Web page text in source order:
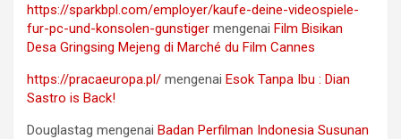
https://sparkbpl.com/employer/kaufe-deine-videospiele-
fur-pc-und-konsolen-gunstiger mengenai Film Bisikan
Desa Gringsing Mejeng di Marché du Film Cannes
https://pracaeuropa.pl/ mengenai Esok Tanpa Ibu : Dian
Sastro is Back!
Douglastag mengenai Badan Perfilman Indonesia Susunan